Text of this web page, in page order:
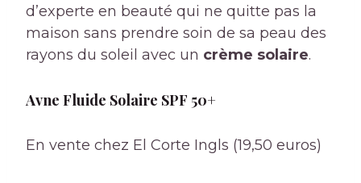
d’experte en beauté qui ne quitte pas la
maison sans prendre soin de sa peau des
rayons du soleil avec un crème solaire.
Avne Fluide Solaire SPF 50+
En vente chez El Corte Ingls (19,50 euros)